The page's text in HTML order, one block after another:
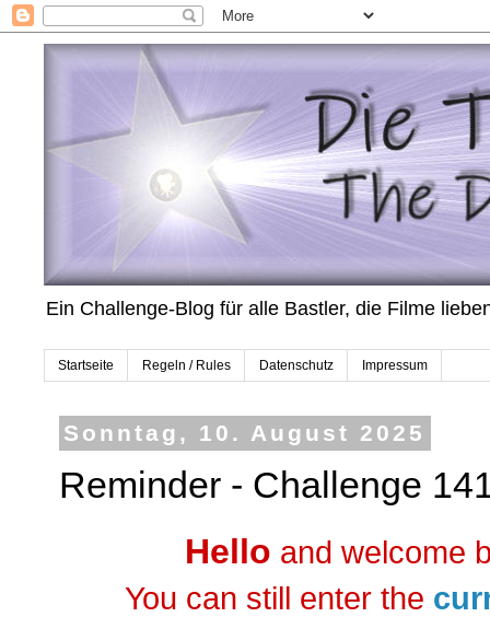
Ein Challenge-Blog für alle Bastler, die Filme
Startseite Regeln / Rules Datenschutz Impressum
Sonntag, 10. August 2025
Reminder - Challenge
Hello and welcome
You can still enter the